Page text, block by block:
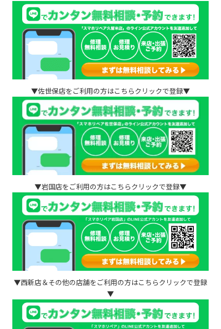
▼佐世保店をご利用の方はこちらクリックで登録▼
▼岩国店をご利用の方はこちらクリックで登録▼
▼西新店＆その他の店舗をご利用の方はこちらクリックで登録
▼